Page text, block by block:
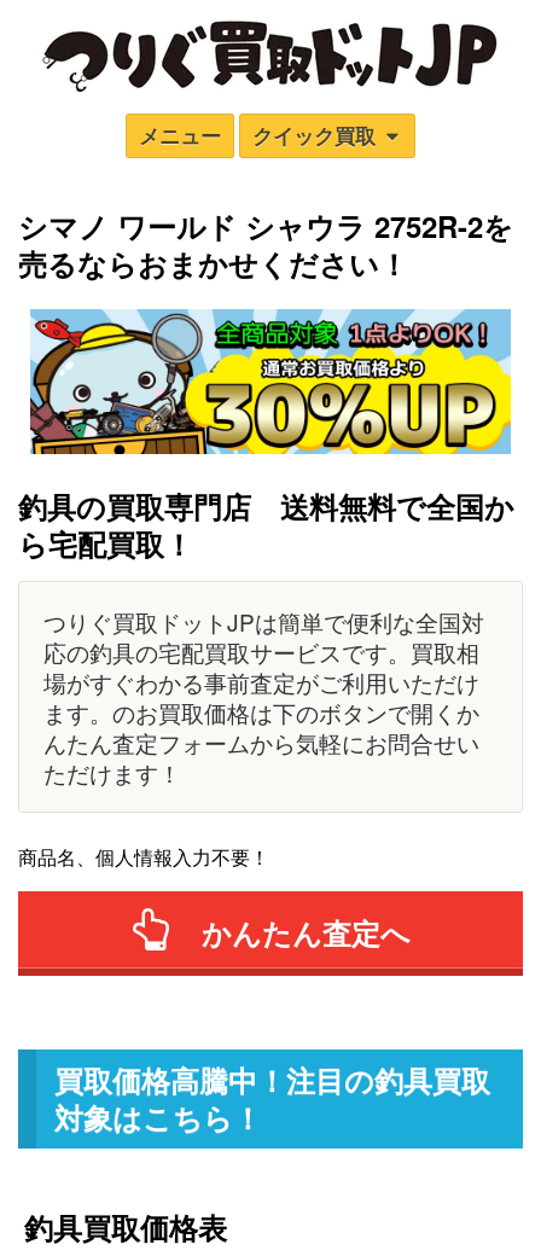
メニュー クイック買取
シマノ ワールド シャウラ 2752R-2を
売るならおまかせください！
釣具の買取専門店 送料無料で全国か
ら宅配買取！
つりぐ買取ドットJPは簡単で便利な全国対
応の釣具の宅配買取サービスです。買取相
場がすぐわかる事前査定がご利用いただけ
ます。のお買取価格は下のボタンで開くか
んたん査定フォームから気軽にお問合せい
ただけます！
商品名、個人情報入力不要！
かんたん査定へ
買取価格高騰中！注目の釣具買取
対象はこちら！
釣具買取価格表